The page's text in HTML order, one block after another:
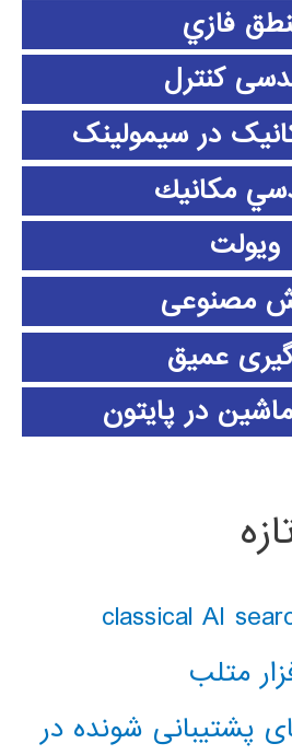
فازي
کنترل
در سیمولینک
مكانيك
ویولت
مصنوعی
عمیق
در پایتون
متلب
پشتیبانی شونده در